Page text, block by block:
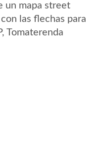
un mapa street
las flechas para
Tomaterenda